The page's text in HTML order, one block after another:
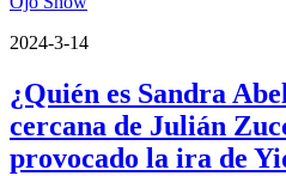
2024-3-14
¿Quién es Sandra
cercana de Julián
provocado la ira de